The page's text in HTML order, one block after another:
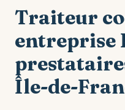
Traiteur
entreprise
Île-de-